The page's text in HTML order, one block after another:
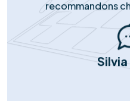
Portefeuille de